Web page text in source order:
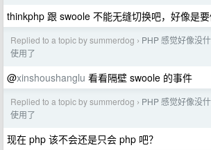
thinkphp 跟 swoole 不能无缝切换吧，好像是
Replied to a topic by summerdog › PHP 感觉好像没
使用了
@xinshoushanglu 看看隔壁 swoole 的事件
Replied to a topic by summerdog › PHP 感觉好像没
使用了
现在 php 该不会还是只会 php 吧？